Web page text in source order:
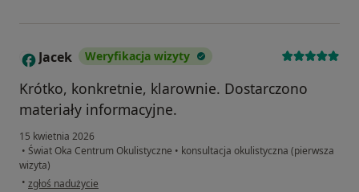
J Jacek Weryfikacja wizyty
Krótko, konkretnie, klarownie. Dostarczono
materiały informacyjne.
15 kwietnia 2026
• Świat Oka Centrum Okulistyczne • konsultacja okulistyczna (pierwsza
wizyta)
• w opinii użytkownika Jacek
zgłoś nadużycie